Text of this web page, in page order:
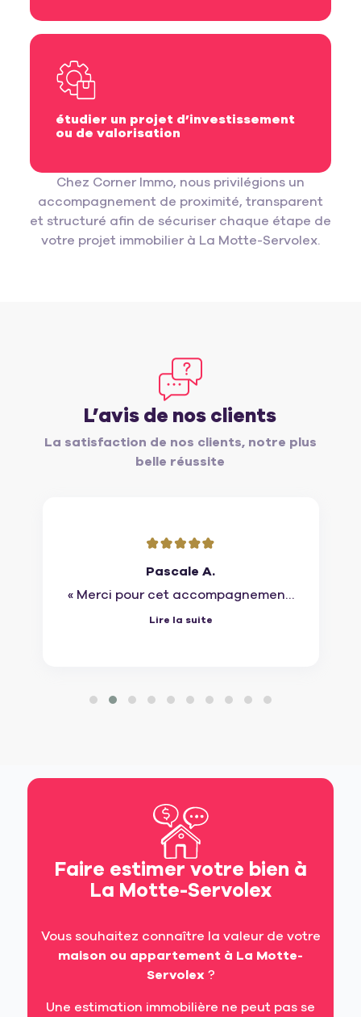
étudier un projet d’investissement
ou de valorisation
Chez Corner Immo, nous privilégions un
accompagnement de proximité, transparent
et structuré afin de sécuriser chaque étape de
votre projet immobilier à La Motte-Servolex.
L’avis de nos clients
La satisfaction de nos clients, notre plus
belle réussite
Helene M.
« Un accompagnement efficace et
bienveillant du début à la fin,
Lire la suite
Faire estimer votre bien à
La Motte-Servolex
Vous souhaitez connaître la valeur de votre
maison ou appartement à La Motte-
Servolex ?
Une estimation immobilière ne peut pas se